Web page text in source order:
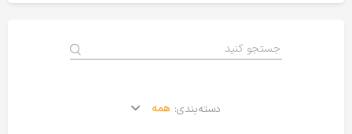
دسته‌بندی: همه